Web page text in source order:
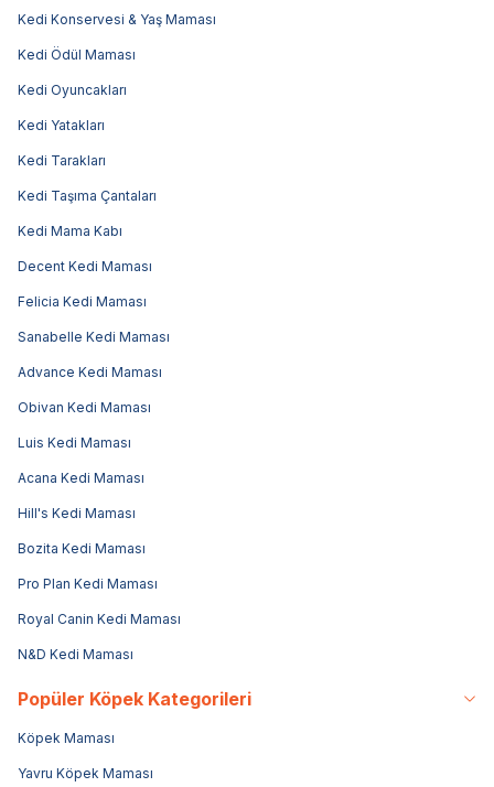
Kedi Konservesi & Yaş Maması
Kedi Ödül Maması
Kedi Oyuncakları
Kedi Yatakları
Kedi Tarakları
Kedi Taşıma Çantaları
Kedi Mama Kabı
Decent Kedi Maması
Felicia Kedi Maması
Sanabelle Kedi Maması
Advance Kedi Maması
Obivan Kedi Maması
Luis Kedi Maması
Acana Kedi Maması
Hill's Kedi Maması
Bozita Kedi Maması
Pro Plan Kedi Maması
Royal Canin Kedi Maması
N&D Kedi Maması
Popüler Köpek Kategorileri
Köpek Maması
Yavru Köpek Maması